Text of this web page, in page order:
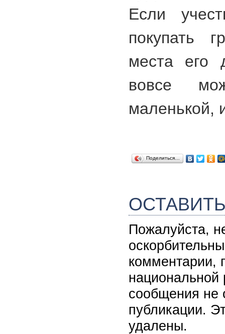
Если
покупать
места его
вовсе
маленькой,
Поделиться…
Пожалуйста,
комментарии,
национальной
сообщения не
публикации.
удалены.